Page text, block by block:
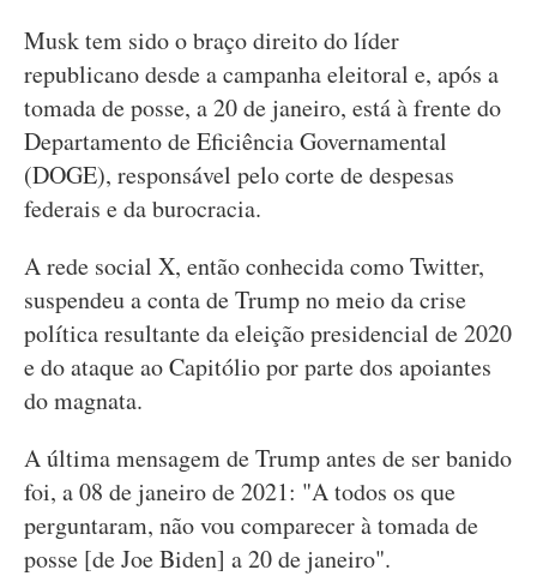
Musk tem sido o braço direito do líder
republicano desde a campanha eleitoral e, após a
tomada de posse, a 20 de janeiro, está à frente do
Departamento de Eficiência Governamental
(DOGE), responsável pelo corte de despesas
federais e da burocracia.
A rede social X, então conhecida como Twitter,
suspendeu a conta de Trump no meio da crise
política resultante da eleição presidencial de 2020
e do ataque ao Capitólio por parte dos apoiantes
do magnata.
A última mensagem de Trump antes de ser banido
foi, a 08 de janeiro de 2021: "A todos os que
perguntaram, não vou comparecer à tomada de
posse [de Joe Biden] a 20 de janeiro".